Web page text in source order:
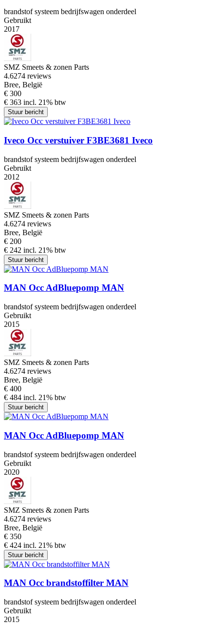
brandstof systeem bedrijfswagen onderdeel
Gebruikt
2017
SMZ Smeets & zonen Parts
4.6274 reviews
Bree, België
€ 300
€ 363 incl. 21% btw
Stuur bericht
Iveco Occ verstuiver F3BE3681 Iveco
brandstof systeem bedrijfswagen onderdeel
Gebruikt
2012
SMZ Smeets & zonen Parts
4.6274 reviews
Bree, België
€ 200
€ 242 incl. 21% btw
Stuur bericht
MAN Occ AdBluepomp MAN
brandstof systeem bedrijfswagen onderdeel
Gebruikt
2015
SMZ Smeets & zonen Parts
4.6274 reviews
Bree, België
€ 400
€ 484 incl. 21% btw
Stuur bericht
MAN Occ AdBluepomp MAN
brandstof systeem bedrijfswagen onderdeel
Gebruikt
2020
SMZ Smeets & zonen Parts
4.6274 reviews
Bree, België
€ 350
€ 424 incl. 21% btw
Stuur bericht
MAN Occ brandstoffilter MAN
brandstof systeem bedrijfswagen onderdeel
Gebruikt
2015